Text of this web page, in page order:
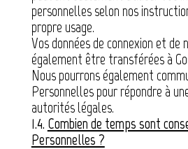
personnelles selon nos
propre usage.
Vos données de connexion et de
également être transférées à
Nous pourrons également
Personnelles pour répondre à
autorités légales.
1.4. Combien de temps sont
Personnelles ?